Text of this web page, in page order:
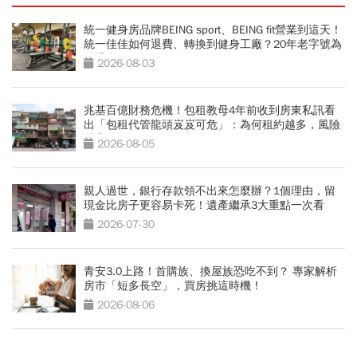
統一健身房品牌BEING sport、BEING fit營業到這天！
統一佳佳如何退費、轉換到健身工廠？20年老字號為
何退出
2026-08-03
兆基百億財務危機！包租教母4年前收到房東私訊看
出「包租代管龍頭岌岌可危」：為何租約越多，風險
越高？
2026-08-05
親人過世，銀行存款領不出來怎麼辦？1個理由，留
現金比房子更容易卡死！遺產繼承3大重點一次看
2026-07-30
青安3.0上路！首購族、換屋族恐吃不到？ 專家解析
房市「短多長空」，買房挑這時機！
2026-08-06